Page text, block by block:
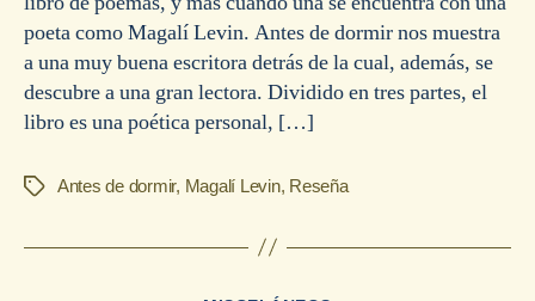
poeta como Magalí Levin. Antes de dormir nos muestra
a una muy buena escritora detrás de la cual, además, se
descubre a una gran lectora. Dividido en tres partes, el
libro es una poética personal, […]
EtiquetasAntes de dormir, Magalí Levin, Reseña